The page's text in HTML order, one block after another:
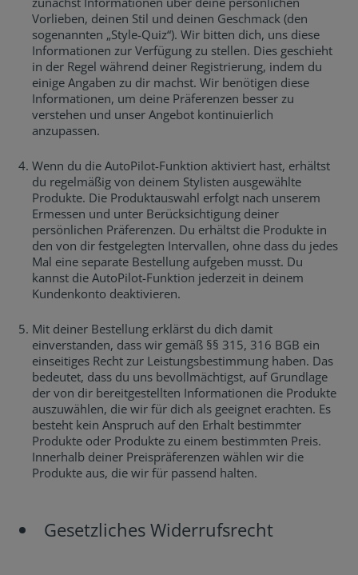
Vorlieben, deinen Stil und deinen Geschmack (den
sogenannten „Style-Quiz“). Wir bitten dich, uns diese
Informationen zur Verfügung zu stellen. Dies geschieht
in der Regel während deiner Registrierung, indem du
einige Angaben zu dir machst. Wir benötigen diese
Informationen, um deine Präferenzen besser zu
verstehen und unser Angebot kontinuierlich
anzupassen.
Wenn du die AutoPilot-Funktion aktiviert hast, erhältst
du regelmäßig von deinem Stylisten ausgewählte
Produkte. Die Produktauswahl erfolgt nach unserem
Ermessen und unter Berücksichtigung deiner
persönlichen Präferenzen. Du erhältst die Produkte in
den von dir festgelegten Intervallen, ohne dass du jedes
Mal eine separate Bestellung aufgeben musst. Du
kannst die AutoPilot-Funktion jederzeit in deinem
Kundenkonto deaktivieren.
Mit deiner Bestellung erklärst du dich damit
einverstanden, dass wir gemäß §§ 315, 316 BGB ein
einseitiges Recht zur Leistungsbestimmung haben. Das
bedeutet, dass du uns bevollmächtigst, auf Grundlage
der von dir bereitgestellten Informationen die Produkte
auszuwählen, die wir für dich als geeignet erachten. Es
besteht kein Anspruch auf den Erhalt bestimmter
Produkte oder Produkte zu einem bestimmten Preis.
Innerhalb deiner Preispräferenzen wählen wir die
Produkte aus, die wir für passend halten.
Gesetzliches Widerrufsrecht